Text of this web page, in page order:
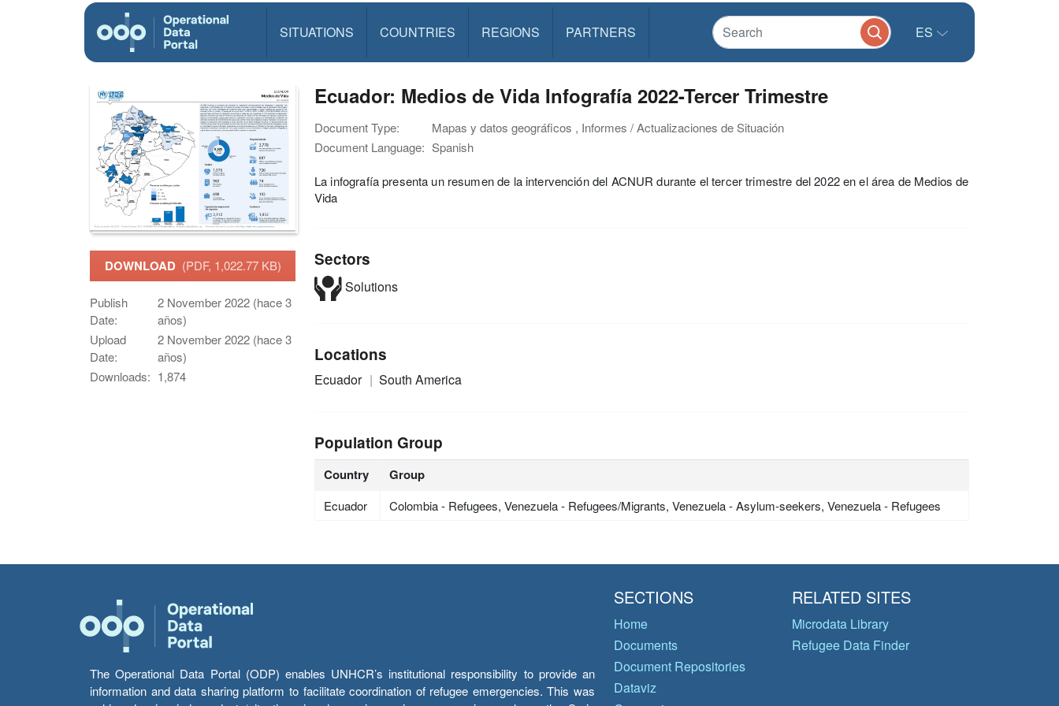
SITUATIONS COUNTRIES REGIONS PARTNERS ES
DOWNLOAD (PDF, 1,022.77 KB)
Publish
Date:
2 November 2022 (hace 3
años)
Upload
Date:
2 November 2022 (hace 3
años)
Downloads: 1,874
Ecuador: Medios de Vida Infografía 2022-Tercer Trimestre
Document Type:
Mapas y datos geográficos , Informes / Actualizaciones de Situación
Document Language: Spanish
La infografía presenta un resumen de la intervención del ACNUR durante el tercer trimestre del 2022 en el área de Medios de
Vida
Sectors
Solutions
Locations
Ecuador South America
Population Group
Country Group
Ecuador Colombia - Refugees, Venezuela - Refugees/Migrants, Venezuela - Asylum-seekers, Venezuela - Refugees
The Operational Data Portal (ODP) enables UNHCR’s institutional responsibility to provide an
information and data sharing platform to facilitate coordination of refugee emergencies. This was
SECTIONS
Home
Documents
Document Repositories
Dataviz
RELATED SITES
Microdata Library
Refugee Data Finder